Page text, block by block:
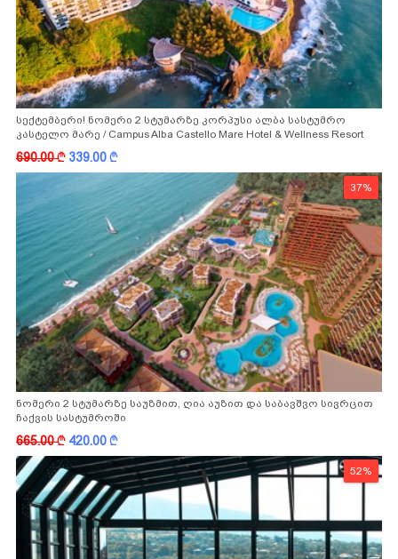
სექტემბერი! ნომერი 2 სტუმარზე კორპუსი ალბა სასტუმრო
კასტელო მარე / Campus Alba Castello Mare Hotel & Wellness Resort
-სგან!
690.00k 339.00k
37%
ნომერი 2 სტუმარზე საუზმით, ღია აუზით და საბავშვო სივრცით
ჩაქვის სასტუმროში
665.00k 420.00k
52%